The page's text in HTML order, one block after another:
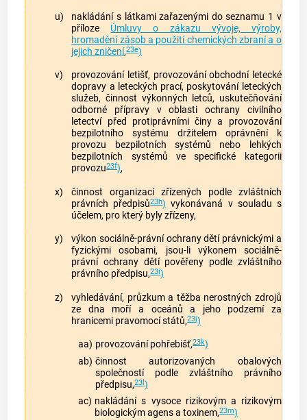
u)
nakládání s látkami zařazenými do seznamu 1 v
příloze Úmluvy o zákazu vývoje, výroby,
hromadění zásob a použití chemických zbraní a o
jejich zničení,23e)
v)
provozování letišť, provozování obchodní letecké
dopravy a leteckých prací, poskytování leteckých
služeb, činnost výkonných letců, uskutečňování
odborné přípravy v oblasti ochrany civilního
letectví před protiprávními činy a provozování
bezpilotního systému držitelem oprávnění k
provozu bezpilotních systémů nebo lehkých
bezpilotních systémů ve specifické kategorii
provozu23f),
x)
činnost organizací zřízených podle zvláštních
právních předpisů23h) vykonávaná v souladu s
účelem, pro který byly zřízeny,
y)
výkon sociálně-právní ochrany dětí právnickými a
fyzickými osobami, jsou-li výkonem sociálně-
právní ochrany dětí pověřeny podle zvláštního
právního předpisu,23i)
z)
vyhledávání, průzkum a těžba nerostných zdrojů
ze dna moří a oceánů a jeho podzemí za
hranicemi pravomocí států,23j)
aa) provozování pohřebišť,23k)
ab) činnost autorizovaných obalových
společností podle zvláštního právního
předpisu,23l )
ac) nakládání s vysoce rizikovým a rizikovým
biologickým agens a toxinem,23m)